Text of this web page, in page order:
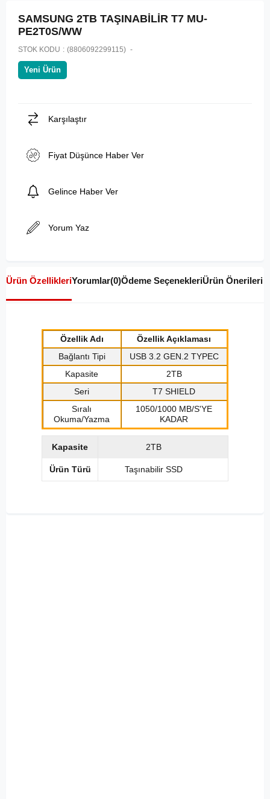
SAMSUNG 2TB TAŞINABİLİR T7 MU-
PE2T0S/WW
STOK KODU (8806092299115)
Yeni Ürün
Karşılaştır
Fiyat Düşünce Haber Ver
Gelince Haber Ver
Yorum Yaz
Ürün ÖzellikleriYorumlar(0)Ödeme SeçenekleriÜrün Önerileri
Özellik Adı
Özellik Açıklaması
Bağlantı Tipi
USB 3.2 GEN.2 TYPEC
Kapasite
2TB
Seri
T7 SHIELD
Sıralı
Okuma/Yazma
1050/1000 MB/S'YE
KADAR
Kapasite 2TB
Ürün Türü Taşınabilir SSD